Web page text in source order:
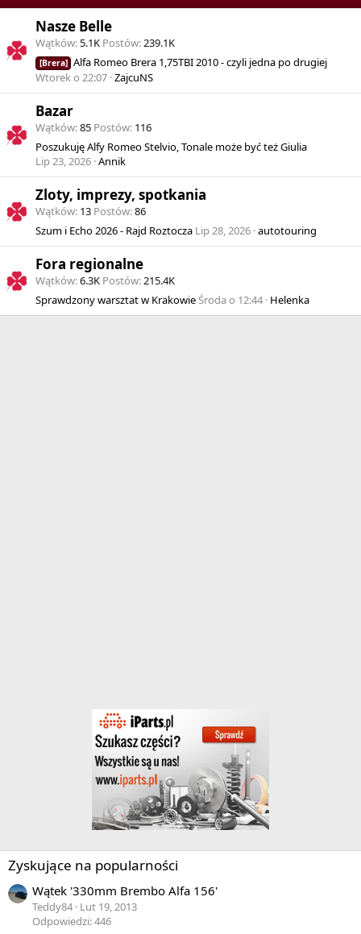
Nasze Belle
Wątków 5.1K Postów 239.1K
[Brera] Alfa Romeo Brera 1,75TBI 2010 - czyli jedna po drugiej
Wtorek o 22:07 ZajcuNS
Bazar
Wątków 85 Postów 116
Poszukuję Alfy Romeo Stelvio, Tonale może być też Giulia
Lip 23, 2026 Annik
Zloty, imprezy, spotkania
Wątków 13 Postów 86
Szum i Echo 2026 - Rajd Roztocza Lip 28, 2026 autotouring
Fora regionalne
Wątków 6.3K Postów 215.4K
Sprawdzony warsztat w KrakowieŚroda o 12:44 Helenka
Zyskujące na popularności
Wątek '330mm Brembo Alfa 156'
Teddy84 Lut 19, 2013
Odpowiedzi: 446